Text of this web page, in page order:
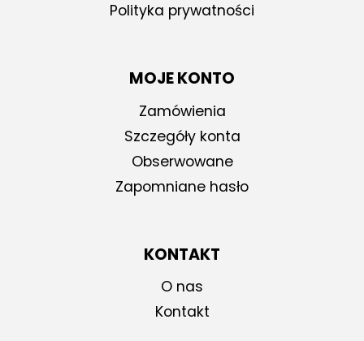
Polityka prywatności
MOJE KONTO
Zamówienia
Szczegóły konta
Obserwowane
Zapomniane hasło
KONTAKT
O nas
Kontakt